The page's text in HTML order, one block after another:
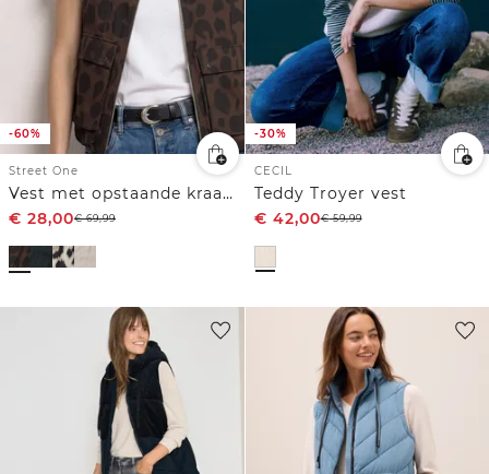
-60%
Street One
Vest met opstaande kraag en leopatroon
€ 28,00€69,99
-30%
CECIL
Teddy Troyer vest
€ 42,00€59,99